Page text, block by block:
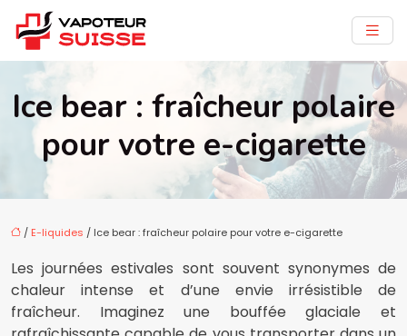
Ice bear : fraîcheur polaire
pour votre e-cigarette
/ E-liquides / Ice bear : fraîcheur polaire pour votre e-cigarette
Les journées estivales sont souvent synonymes de
chaleur intense et d’une envie irrésistible de
fraîcheur. Imaginez une bouffée glaciale et